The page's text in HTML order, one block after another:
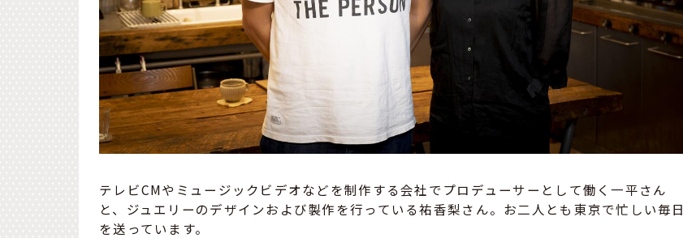
テレビCMやミュージックビデオなどを制作する会社でプロデューサーとして働く一平さん
と、ジュエリーのデザインおよび製作を行っている祐香梨さん。お二人とも東京で忙しい毎日
を送っています。